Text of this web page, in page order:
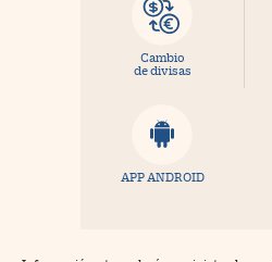
Cambio
de divisas
APP ANDROID